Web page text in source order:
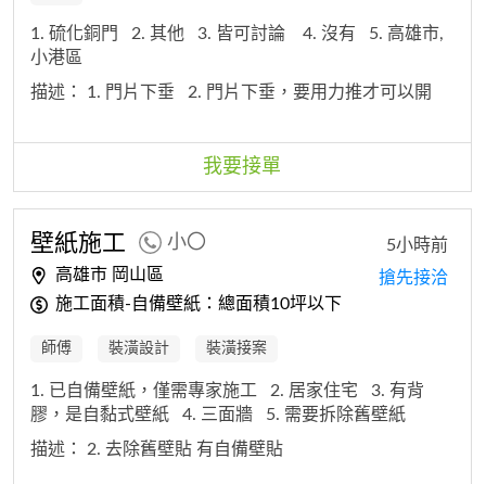
1. 硫化銅門 2. 其他 3. 皆可討論 4. 沒有
5. 高雄市,
小港區
描述： 1. 門片下垂 2. 門片下垂，要用力推才可以開
我要接單
壁紙施工 小〇
高雄市 岡山區
施工面積-自備壁紙：總面積10坪以下
5小時前
搶先接洽
師傅 裝潢設計 裝潢接案
1. 已自備壁紙，僅需專家施工 2. 居家住宅
3. 有背
膠，是自黏式壁紙
4. 三面牆
5. 需要拆除舊壁紙
描述： 2. 去除舊壁貼 有自備壁貼